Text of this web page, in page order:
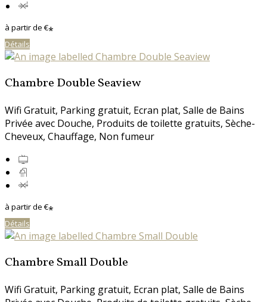
à partir de €*
Détails
Chambre Double Seaview
Wifi Gratuit, Parking gratuit, Ecran plat, Salle de Bains
Privée avec Douche, Produits de toilette gratuits, Sèche-
Cheveux, Chauffage, Non fumeur
à partir de €*
Détails
Chambre Small Double
Wifi Gratuit, Parking gratuit, Ecran plat, Salle de Bains